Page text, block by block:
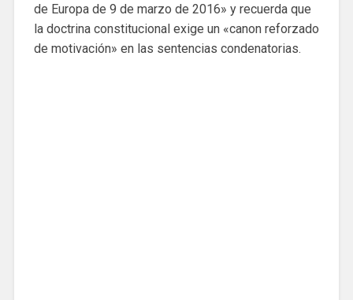
de Europa de 9 de marzo de 2016» y recuerda que
la doctrina constitucional exige un «canon reforzado
de motivación» en las sentencias condenatorias.